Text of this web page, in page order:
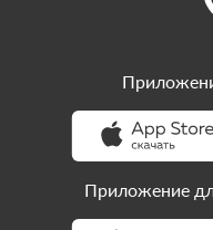
Приложение